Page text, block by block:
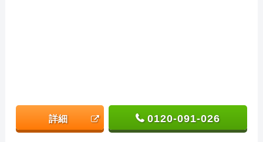
詳細 0120-091-026